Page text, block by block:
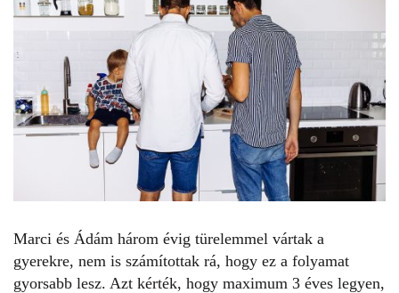
Marci és Ádám három évig türelemmel vártak a
gyerekre, nem is számítottak rá, hogy ez a folyamat
gyorsabb lesz. Azt kérték, hogy maximum 3 éves legyen,